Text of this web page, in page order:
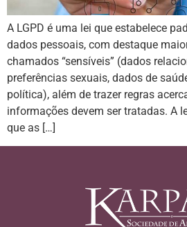
A LGPD é uma lei que estabelece
dados pessoais, com destaque
chamados “sensíveis” (dados
preferências sexuais, dados de
política), além de trazer regras
informações devem ser tratadas. A
que as […]